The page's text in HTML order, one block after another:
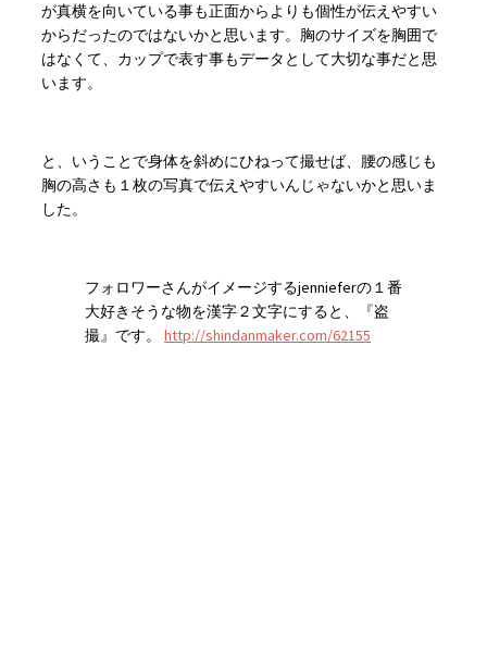
が真横を向いている事も正面からよりも個性が伝えやすい
からだったのではないかと思います。胸のサイズを胸囲で
はなくて、カップで表す事もデータとして大切な事だと思
います。
と、いうことで身体を斜めにひねって撮せば、腰の感じも
胸の高さも１枚の写真で伝えやすいんじゃないかと思いま
した。
フォロワーさんがイメージするjennieferの１番
大好きそうな物を漢字２文字にすると、『盗
撮』です。 http://shindanmaker.com/62155